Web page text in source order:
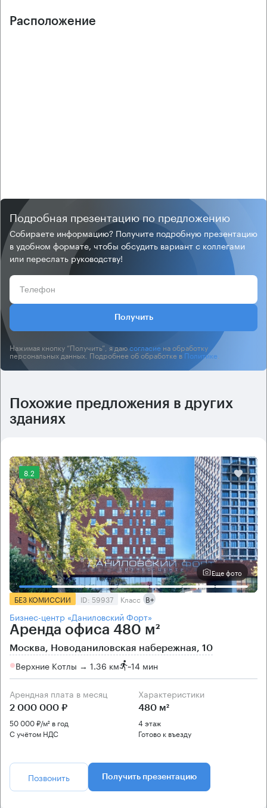
Расположение
Подробная презентацию по предложению
Собираете информацию? Получите подробную презентацию
в удобном формате, чтобы обсудить вариант с коллегами
или переслать руководству!
Получить
Нажимая кнопку “Получить”, я даюсогласие на обработку
персональных данных. Подробнее об обработке вПолитике
Похожие предложения в других
зданиях
8.2
Еще фото
БЕЗ КОМИССИИ ID: 59937 Класс B+
Бизнес-центр «Даниловский Форт»
Аренда офиса 480 м²
Москва, Новоданиловская набережная, 10
Верхние Котлы → 1.36 км ~14 мин
Арендная плата в месяц
2 000 000 ₽
50 000 ₽/м² в год
С учётом НДС
Характеристики
480 м²
4 этаж
Готово к въезду
Позвонить Получить презентацию